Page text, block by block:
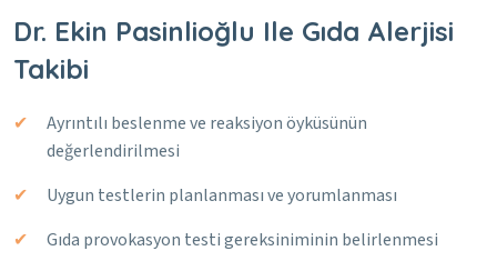
Dr. Ekin Pasinlioğlu Ile Gıda Alerjisi
Takibi
Ayrıntılı beslenme ve reaksiyon öyküsünün
değerlendirilmesi
Uygun testlerin planlanması ve yorumlanması
Gıda provokasyon testi gereksiniminin belirlenmesi